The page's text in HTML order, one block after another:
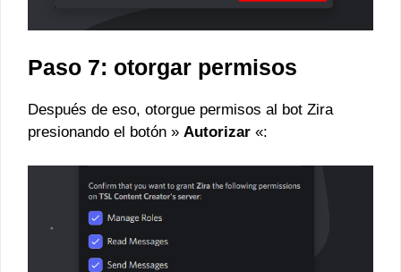
Paso 7: otorgar permisos
Después de eso, otorgue permisos al bot Zira
presionando el botón » Autorizar «: